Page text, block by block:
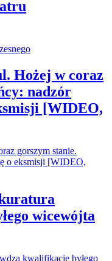
Hożej w coraz
nadzór
[WIDEO,
wicewójta